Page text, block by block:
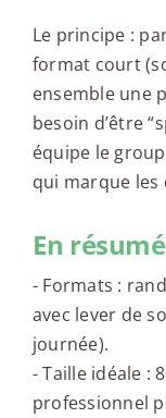
Le principe :
format court
ensemble une
besoin d’être
équipe le
qui marque
En résumé
- Formats :
avec lever de
journée).
- Taille idéale :
professionnel